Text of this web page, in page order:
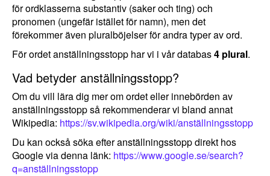
för ordklasserna substantiv (saker och ting) och
pronomen (ungefär istället för namn), men det
förekommer även pluralböjelser för andra typer av ord.
För ordet anställningsstopp har vi i vår databas4 plural.
Vad betyder anställningsstopp?
Om du vill lära dig mer om ordet eller innebörden av
anställningsstopp så rekommenderar vi bland annat
Wikipedia: https://sv.wikipedia.org/wiki/anställningsstopp
Du kan också söka efter anställningsstopp direkt hos
Google via denna länk: https://www.google.se/search?
q=anställningsstopp